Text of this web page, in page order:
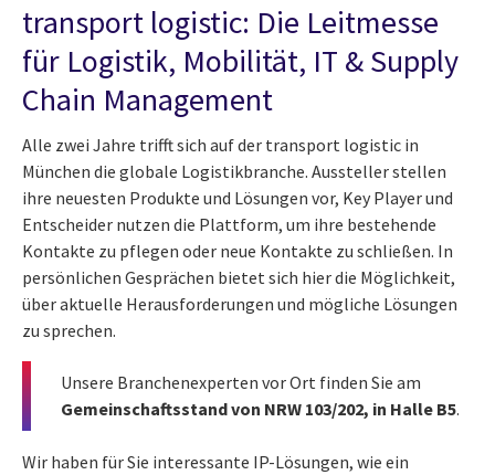
transport logistic: Die Leitmesse
für Logistik, Mobilität, IT & Supply
Chain Management
Alle zwei Jahre trifft sich auf der transport logistic in
München die globale Logistikbranche. Aussteller stellen
ihre neuesten Produkte und Lösungen vor, Key Player und
Entscheider nutzen die Plattform, um ihre bestehende
Kontakte zu pflegen oder neue Kontakte zu schließen. In
persönlichen Gesprächen bietet sich hier die Möglichkeit,
über aktuelle Herausforderungen und mögliche Lösungen
zu sprechen.
Unsere Branchenexperten vor Ort finden Sie am
Gemeinschaftsstand von NRW 103/202, in Halle B5.
Wir haben für Sie interessante IP-Lösungen, wie ein